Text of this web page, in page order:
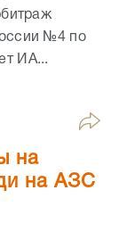
№4 по
ИА...
на
на АЗС